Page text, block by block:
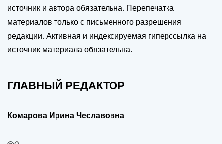
источник и автора обязательна. Перепечатка
материалов только с письменного разрешения
редакции. Активная и индексируемая гиперссылка на
источник материала обязательна.
ГЛАВНЫЙ РЕДАКТОР
Комарова Ирина Чеславовна